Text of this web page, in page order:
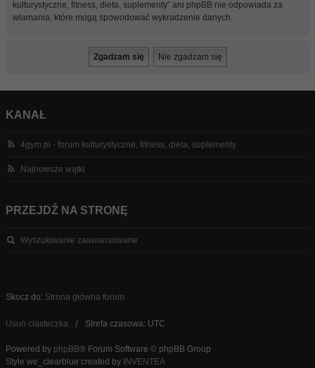
kulturystyczne, fitness, dieta, suplementy” ani phpBB nie odpowiada za
włamania, które mogą spowodować wykradzenie danych.
KANAŁ
4gym.pl - forum kulturystyczne, fitness, dieta, suplementy
Najnowsze wątki
PRZEJDŹ NA STRONĘ
Wyszukiwanie zaawansowane
Skocz do: Strona główna forum
Usuń ciasteczka Strefa czasowa: UTC
Powered by phpBB® Forum Software © phpBB Group
Style we_clearblue created by INVENTEA